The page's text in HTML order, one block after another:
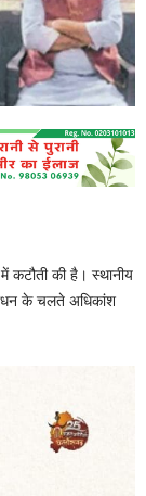
कटौती की है। स्थानीय
के चलते अधिकांश